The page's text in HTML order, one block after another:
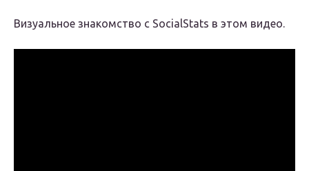
Визуальное знакомство с SocialStats в этом видео.